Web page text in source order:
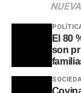
El 80
son